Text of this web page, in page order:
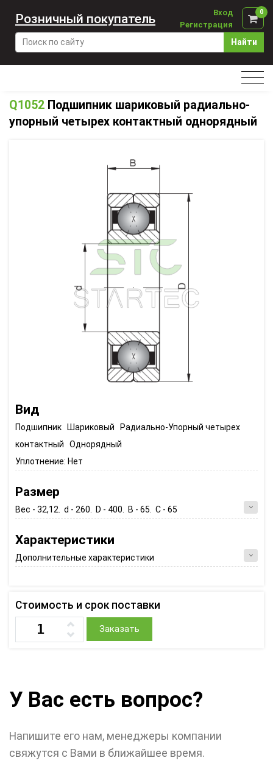
Найти
Вход
Регистрация
0
Розничный покупатель
Q1052 Подшипник шариковый радиально-
упорный четырех контактный однорядный
Вид
Подшипник Шариковый Радиально-Упорный четырех
контактный Однорядный
Уплотнение: Нет
Размер
Вес - 32,12. d - 260. D - 400. B - 65. C - 65
Характеристики
Дополнительные характеристики
Стоимость и срок поставки
Заказать
У Вас есть вопрос?
Напишите его нам, менеджеры компании
свяжутся с Вами в ближайшее время.